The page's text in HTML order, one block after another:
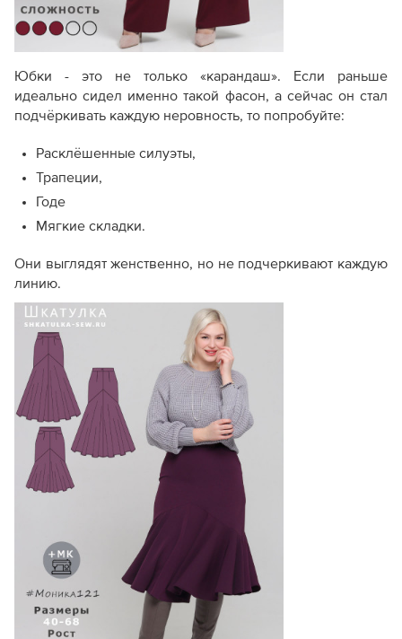
Юбки - это не только «карандаш». Если раньше
идеально сидел именно такой фасон, а сейчас он стал
подчёркивать каждую неровность, то попробуйте:
Расклёшенные силуэты,
Трапеции,
Годе
Мягкие складки.
Они выглядят женственно, но не подчеркивают каждую
линию.